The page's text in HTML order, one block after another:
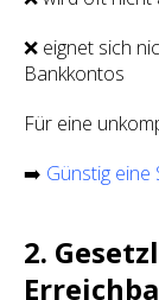
❌ eignet sich
Bankkontos
Für eine
➡️ Günstig eine
2.